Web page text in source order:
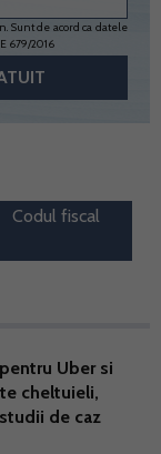
Sunt de acord ca datele
679/2016
Codul fiscal
Uber si
cheltuieli,
de caz